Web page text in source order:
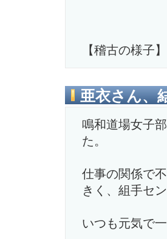
【稽古の様子】
亜衣さん、
鳴和道場女子
た。
仕事の関係で
きく、組手セ
いつも元気で